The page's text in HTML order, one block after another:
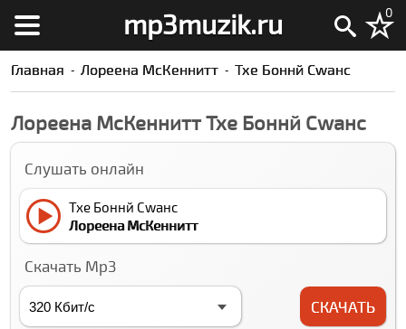
mp3muzik.ru 0
Главная Лореена МcКеннитт Тхе Боннй Сwанс
Лореена МcКеннитт Тхе Боннй Сwанс
Слушать онлайн
Тхе Боннй Сwанс
Лореена МcКеннитт
Скачать Mp3
СКАЧАТЬ